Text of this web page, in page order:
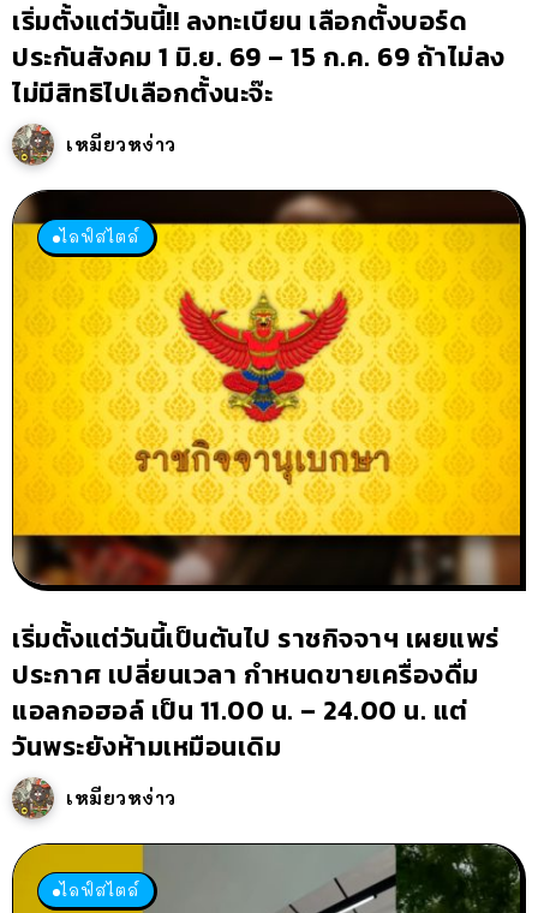
เริ่มตั้งแต่วันนี้!! ลงทะเบียน เลือกตั้งบอร์ด
ประกันสังคม 1 มิ.ย. 69 – 15 ก.ค. 69 ถ้าไม่ลง
ไม่มีสิทธิไปเลือกตั้งนะจ๊ะ
เหมียวหง่าว
ไลฟ์สไตล์
เริ่มตั้งแต่วันนี้เป็นต้นไป ราชกิจจาฯ เผยแพร่
ประกาศ เปลี่ยนเวลา กำหนดขายเครื่องดื่ม
แอลกอฮอล์ เป็น 11.00 น. – 24.00 น. แต่
วันพระยังห้ามเหมือนเดิม
เหมียวหง่าว
ไลฟ์สไตล์